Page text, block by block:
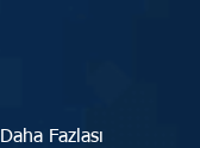
Daha Fazlası